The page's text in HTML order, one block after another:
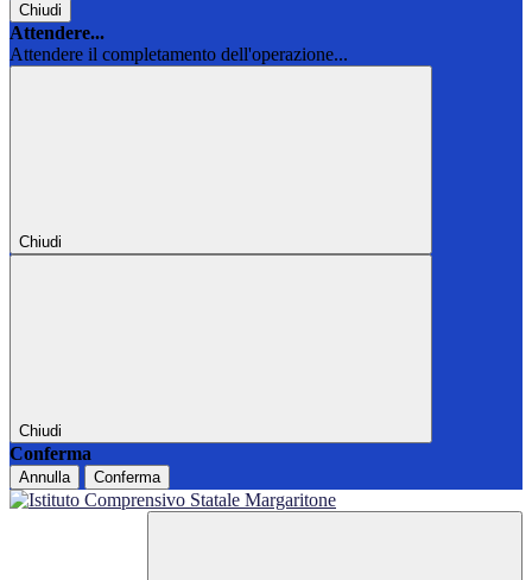
Chiudi
Attendere...
Attendere il completamento dell'operazione...
Chiudi
Chiudi
Conferma
Annulla Conferma